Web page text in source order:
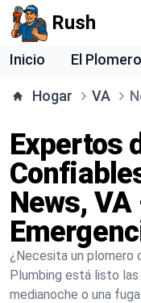
Rush
Inicio El
Hogar VA
Expertos
News,
¿Necesita un plomero
Plumbing está listo las
medianoche o una